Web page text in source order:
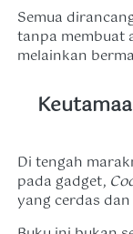
Semua
tanpa membuat
melainkan
Di tengah
pada gadget,
yang cerdas